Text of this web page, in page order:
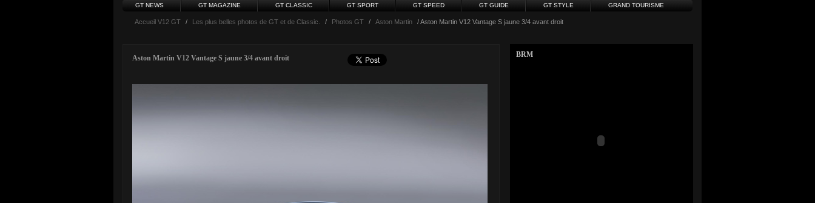
GT NEWS GT MAGAZINE GT CLASSIC GT SPORT GT SPEED GT GUIDE GT STYLE GRAND TOURISME
Accueil V12 GT / Les plus belles photos de GT et de Classic. / Photos GT / Aston Martin / Aston Martin V12 Vantage S jaune 3/4 avant droit
Aston Martin V12 Vantage S jaune 3/4 avant droit BRM